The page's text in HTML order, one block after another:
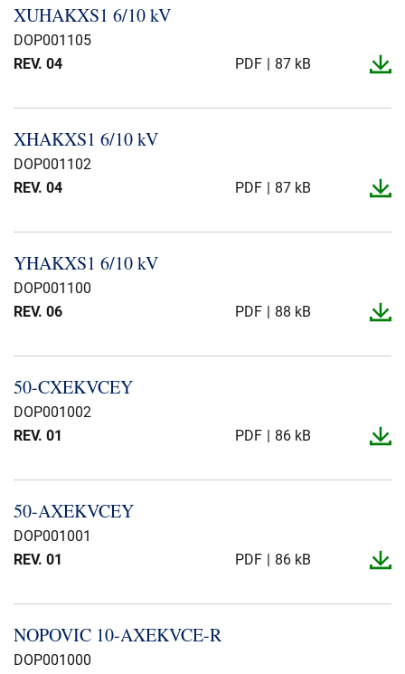
XUHAKXS1 6/10 kV
DOP001105
REV. 04
PDF 87 kB
XHAKXS1 6/10 kV
DOP001102
REV. 04
PDF 87 kB
YHAKXS1 6/10 kV
DOP001100
REV. 06
PDF 88 kB
50-​CXEKVCEY
DOP001002
REV. 01
PDF 86 kB
50-​AXEKVCEY
DOP001001
REV. 01
PDF 86 kB
NOPOVIC 10-​AXEKVCE-​R
DOP001000